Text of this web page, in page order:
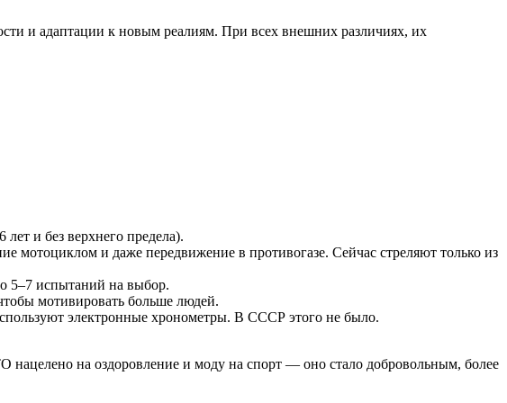
и адаптации к новым реалиям. При всех внешних различиях, их
и без верхнего предела).
мотоциклом и даже передвижение в противогазе. Сейчас стреляют только из
5–7 испытаний на выбор.
мотивировать больше людей.
электронные хронометры. В СССР этого не было.
на оздоровление и моду на спорт — оно стало добровольным, более